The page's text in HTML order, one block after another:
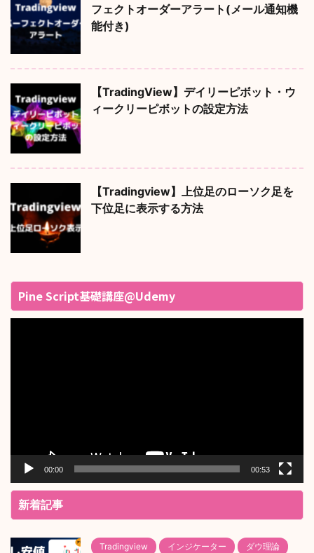
フェクトオーダーアラート(メール通知機
能付き)
【TradingView】デイリーピボット・ウ
ィークリーピボットの設定方法
【Tradingview】上位足のローソク足を
下位足に表示する方法
Pine Script基礎講座@Udemy
00:00 00:53
新着記事
Tradingview インジケーター ダウ理論